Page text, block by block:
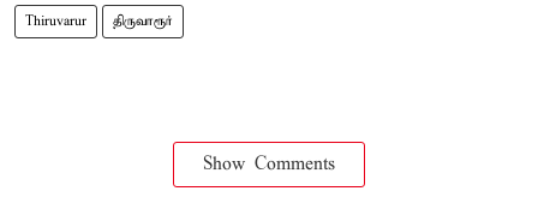
Thiruvarur திருவாரூர்
Show Comments